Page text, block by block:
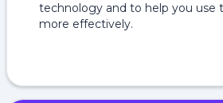
technology and to help you use
more effectively.